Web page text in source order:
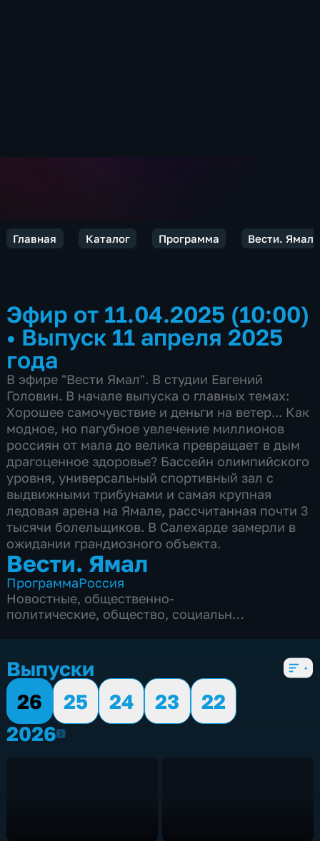
Главная Каталог Программа Вести. Ямал
Эфир от 11.04.2025 (10:00)
• Выпуск 11 апреля 2025
года
В эфире "Вести Ямал". В студии Евгений
Головин. В начале выпуска о главных темах:
Хорошее самочувствие и деньги на ветер... Как
модное, но пагубное увлечение миллионов
россиян от мала до велика превращает в дым
драгоценное здоровье? Бассейн олимпийского
уровня, универсальный спортивный зал с
выдвижными трибунами и самая крупная
ледовая арена на Ямале, рассчитанная почти 3
тысячи болельщиков. В Салехарде замерли в
ожидании грандиозного объекта.
Вести. Ямал
ПрограммаРоссия
Новостные, общественно-
политические, общество, социально-
Выпуски
26
25 24 23
22
20262026